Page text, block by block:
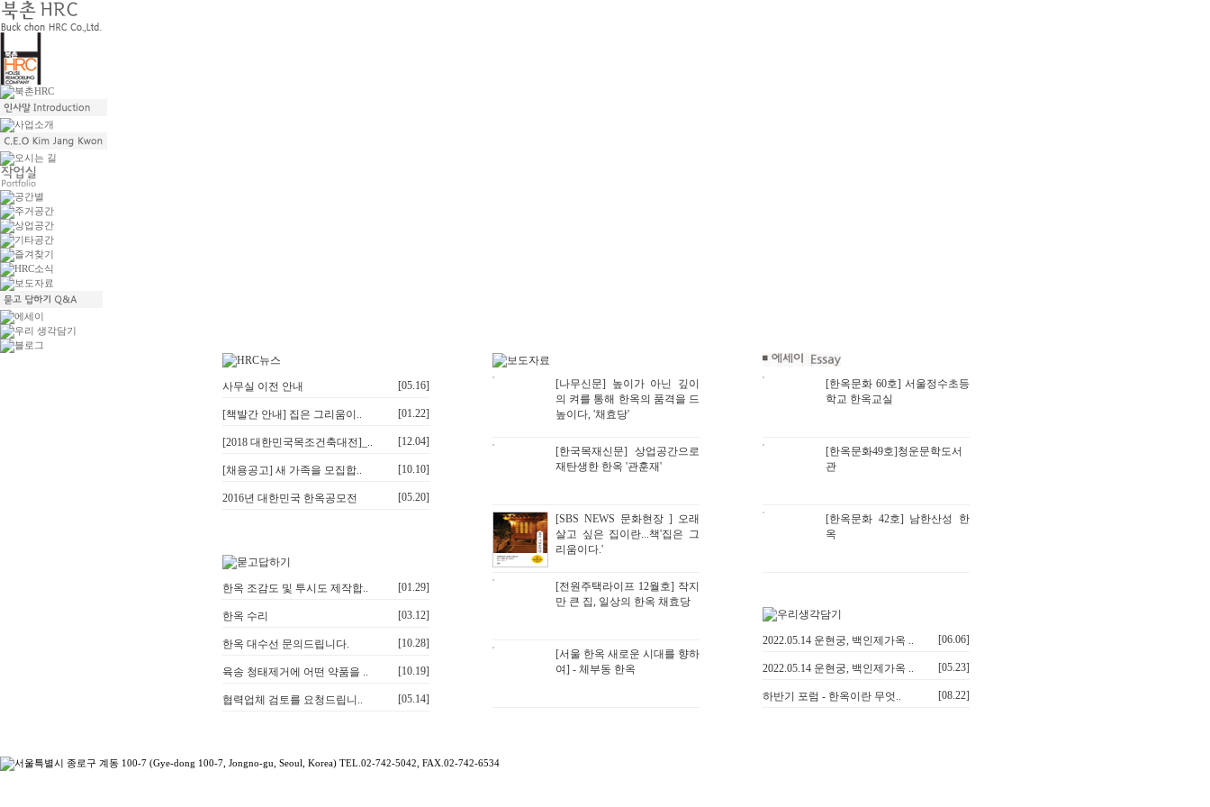
사무실 이전 안내 [05.16]
[책발간 안내] 집은 그리움이.. [01.22]
[2018 대한민국목조건축대전]_.. [12.04]
[채용공고] 새 가족을 모집합.. [10.10]
2016년 대한민국 한옥공모전 [05.20]
한옥 조감도 및 투시도 제작합.. [01.29]
한옥 수리 [03.12]
한옥 대수선 문의드립니다. [10.28]
육송 청태제거에 어떤 약품을 .. [10.19]
협력업체 검토를 요청드립니.. [05.14]
[나무신문] 높이가 아닌 깊이
의 켜를 통해 한옥의 품격을 드
높이다, '채효당'
[한국목재신문] 상업공간으로
재탄생한 한옥 '관훈재'
[SBS NEWS 문화현장 ] 오래
살고 싶은 집이란...책'집은 그
리움이다.'
[전원주택라이프 12월호] 작지
만 큰 집, 일상의 한옥 채효당
[서울 한옥 새로운 시대를 향하
여] - 체부동 한옥
[한옥문화 60호] 서울정수초등
학교 한옥교실
[한옥문화49호]청운문학도서
관
[한옥문화 42호] 남한산성 한
옥
2022.05.14 운현궁, 백인제가옥 .. [06.06]
2022.05.14 운현궁, 백인제가옥 .. [05.23]
하반기 포럼 - 한옥이란 무엇.. [08.22]